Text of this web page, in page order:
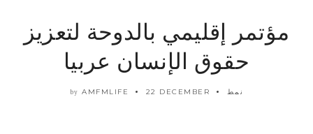
مؤتمر إقليمي بالدوحة لتعزيز
حقوق الإنسان عربيا
by AMFMLIFE 22 DECEMBER نمط